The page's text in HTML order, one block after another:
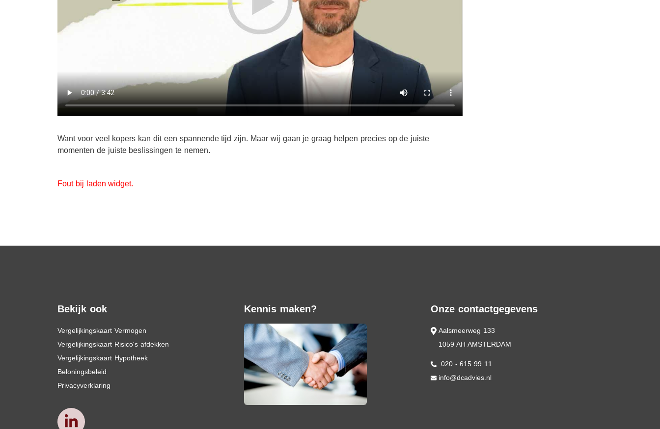
Want voor veel kopers kan dit een spannende tijd zijn. Maar wij gaan je graag helpen precies op de juiste
momenten de juiste beslissingen te nemen.
Fout bij laden widget.
Bekijk ook
Vergelijkingskaart Vermogen
Vergelijkingskaart Risico's afdekken
Vergelijkingskaart Hypotheek
Beloningsbeleid
Privacyverklaring
Kennis maken? Onze contactgegevens
Aalsmeerweg 133
1059 AH AMSTERDAM
020 - 615 99 11
info@dcadvies.nl